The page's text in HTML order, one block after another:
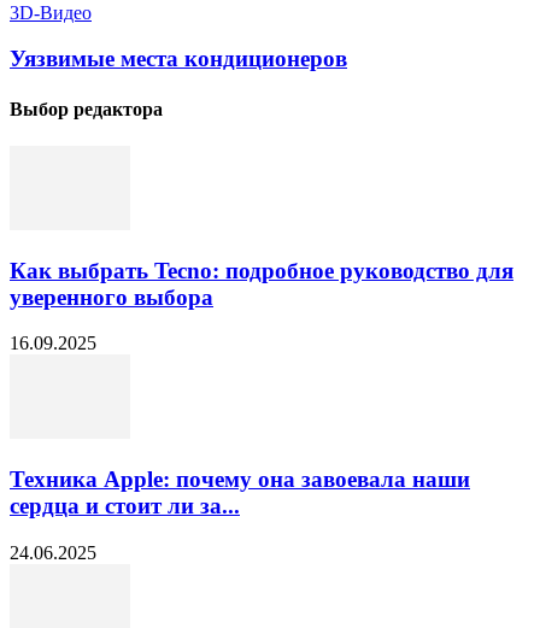
3D-Видео
Уязвимые места кондиционеров
Выбор редактора
Как выбрать Tecno: подробное руководство для
уверенного выбора
16.09.2025
Техника Apple: почему она завоевала наши
сердца и стоит ли за...
24.06.2025